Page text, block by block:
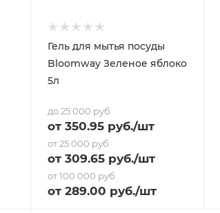
Гель для мытья посуды
Bloomway Зеленое яблоко
5л
до 25 000 руб
от 350.95руб./шт
от 25 000 руб
от 309.65руб./шт
от 100 000 руб
от 289.00 руб./шт